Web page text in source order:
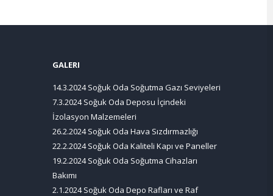
GALERI
14.3.2024 Soğuk Oda Soğutma Gazı Seviyeleri
7.3.2024 Soğuk Oda Deposu İçindeki
İzolasyon Malzemeleri
26.2.2024 Soğuk Oda Hava Sızdırmazlığı
22.2.2024 Soğuk Oda Kaliteli Kapı ve Paneller
19.2.2024 Soğuk Oda Soğutma Cihazları
Bakımı
2.1.2024 Soğuk Oda Depo Rafları ve Raf